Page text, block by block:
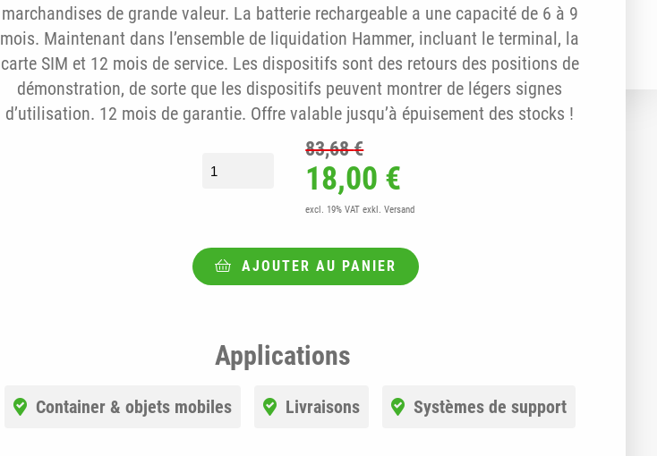
marchandises de grande valeur. La batterie rechargeable a une capacité de 6 à 9
mois. Maintenant dans l’ensemble de liquidation Hammer, incluant le terminal, la
carte SIM et 12 mois de service. Les dispositifs sont des retours des positions de
démonstration, de sorte que les dispositifs peuvent montrer de légers signes
d’utilisation. 12 mois de garantie. Offre valable jusqu’à épuisement des stocks !
quantité de NIMBO incl. 12 mois de service (LIQUIDATION !)
83,68€
Le prix initial était : 83,68
18,00 €
excl. 19% VAT exkl. Versand
AJOUTER AU PANIER
Applications
Container & objets mobiles Livraisons Systèmes de support